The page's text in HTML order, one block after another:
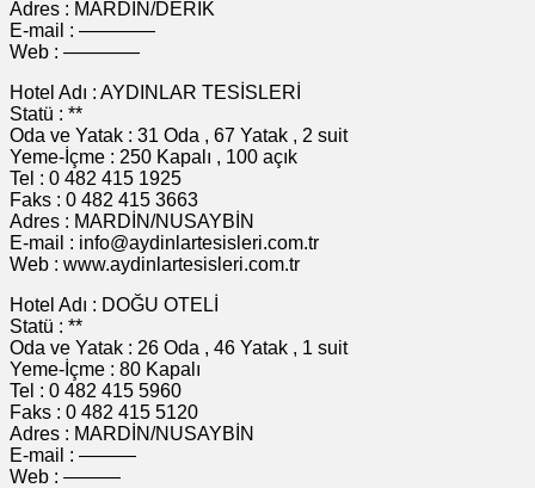
Adres : MARDİN/DERİK
E-mail : ————
Web : ————
Hotel Adı : AYDINLAR TESİSLERİ
Statü : **
Oda ve Yatak : 31 Oda , 67 Yatak , 2 suit
Yeme-İçme : 250 Kapalı , 100 açık
Tel : 0 482 415 1925
Faks : 0 482 415 3663
Adres : MARDİN/NUSAYBİN
E-mail : info@aydinlartesisleri.com.tr
Web : www.aydinlartesisleri.com.tr
Hotel Adı : DOĞU OTELİ
Statü : **
Oda ve Yatak : 26 Oda , 46 Yatak , 1 suit
Yeme-İçme : 80 Kapalı
Tel : 0 482 415 5960
Faks : 0 482 415 5120
Adres : MARDİN/NUSAYBİN
E-mail : ———
Web : ———